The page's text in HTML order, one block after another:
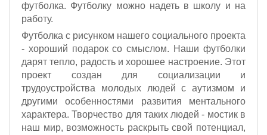
футболка. Футболку можно надеть в школу и на
работу.
Футболка с рисунком нашего социального проекта
- хороший подарок со смыслом. Наши футболки
дарят тепло, радость и хорошее настроение. Этот
проект создан для социализации и
трудоустройства молодых людей с аутизмом и
другими особенностями развития ментального
характера. Творчество для таких людей - мостик в
наш мир, возможность раскрыть свой потенциал,